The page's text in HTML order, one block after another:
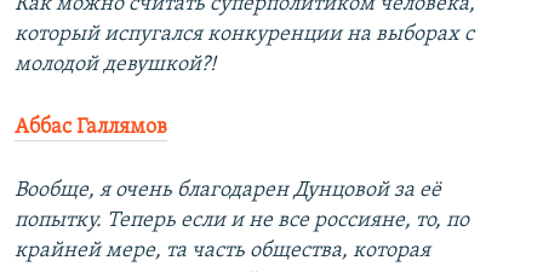
Как можно считать суперполитиком человека,
который испугался конкуренции на выборах с
молодой девушкой?!
Аббас Галлямов
Вообще, я очень благодарен Дунцовой за её
попытку. Теперь если и не все россияне, то, по
крайней мере, та часть общества, которая